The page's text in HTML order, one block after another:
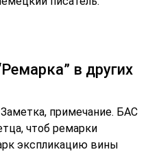
в других
примечание. БАС
чтоб ремарки
экспликацию вины